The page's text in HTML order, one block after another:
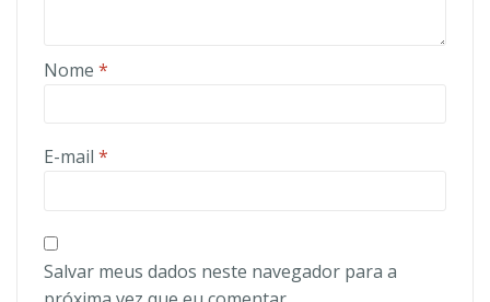
Nome *
E-mail *
Salvar meus dados neste navegador para a